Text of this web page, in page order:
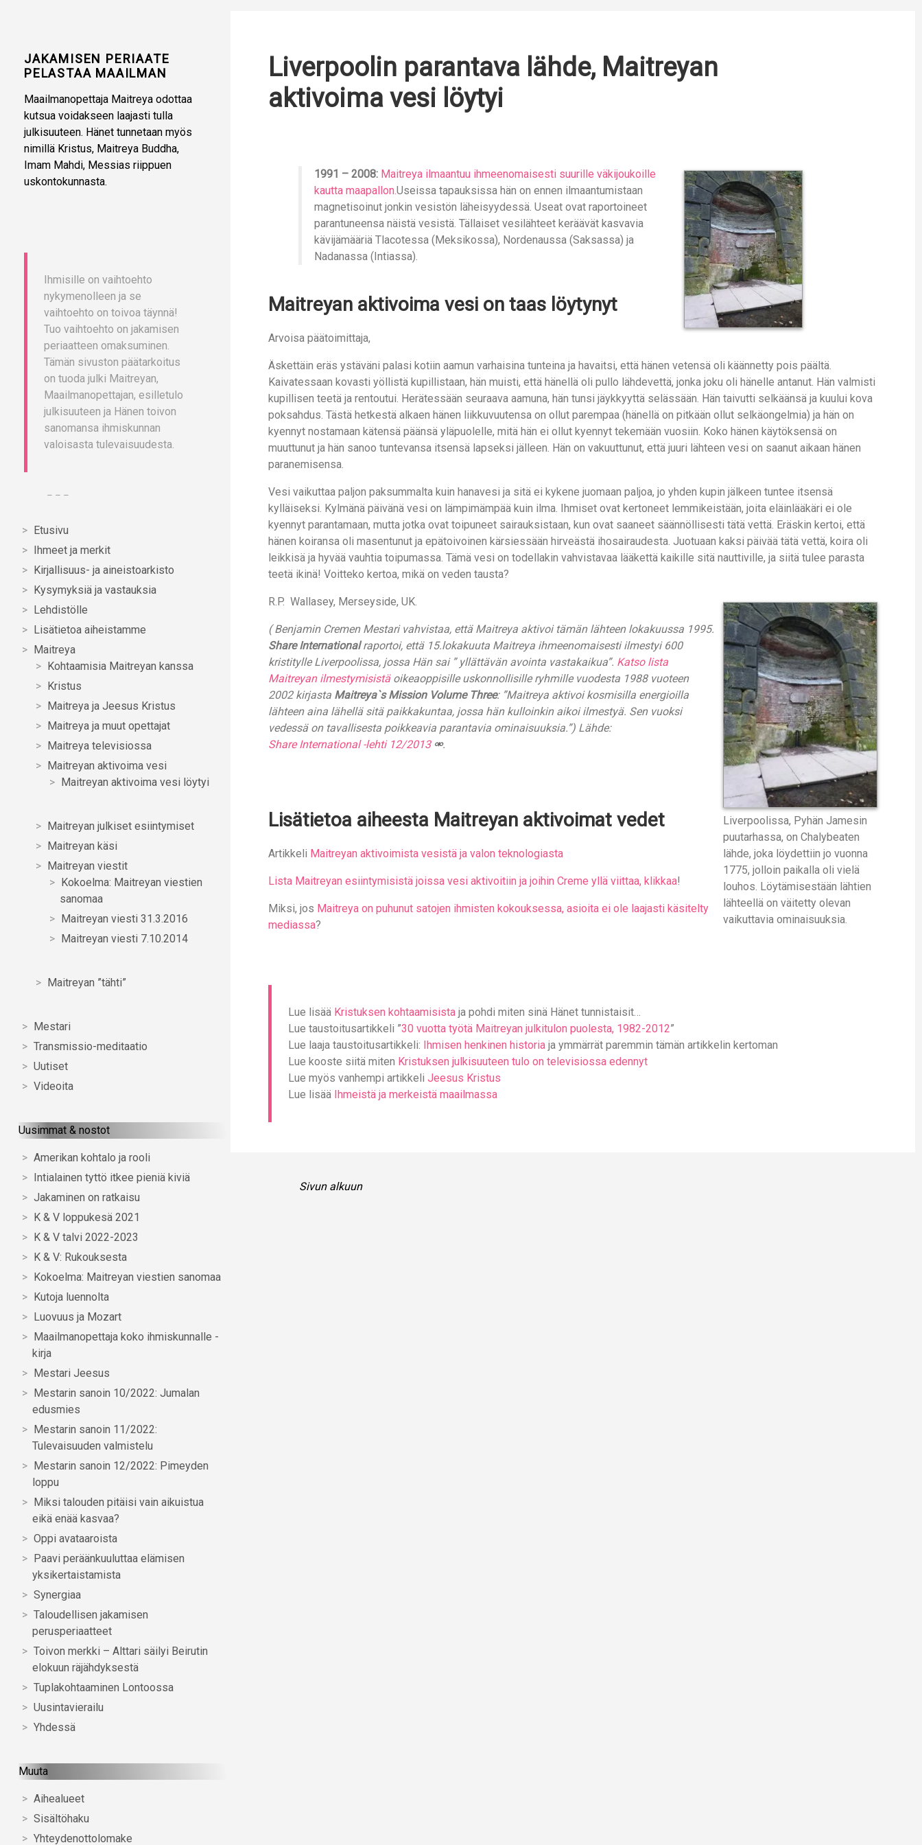
JAKAMISEN PERIAATE
PELASTAA MAAILMAN
Maailmanopettaja Maitreya odottaa
kutsua voidakseen laajasti tulla
julkisuuteen. Hänet tunnetaan myös
nimillä Kristus, Maitreya Buddha,
Imam Mahdi, Messias riippuen
uskontokunnasta.
Etusivu
Ihmeet ja merkit
Kirjallisuus- ja aineistoarkisto
Kysymyksiä ja vastauksia
Lehdistölle
Lisätietoa aiheistamme
Maitreya
Kohtaamisia Maitreyan kanssa
Kristus
Maitreya ja Jeesus Kristus
Maitreya ja muut opettajat
Maitreya televisiossa
Maitreyan aktivoima vesi
Maitreyan aktivoima vesi löytyi
Maitreyan julkiset esiintymiset
Maitreyan käsi
Maitreyan viestit
Kokoelma: Maitreyan viestien
sanomaa
Maitreyan viesti 31.3.2016
Maitreyan viesti 7.10.2014
Maitreyan ”tähti”
Mestari
Transmissio-meditaatio
Uutiset
Videoita
Uusimmat & nostot
Amerikan kohtalo ja rooli
Intialainen tyttö itkee pieniä kiviä
Jakaminen on ratkaisu
K & V loppukesä 2021
K & V talvi 2022-2023
K & V: Rukouksesta
Kokoelma: Maitreyan viestien sanomaa
Kutoja luennolta
Luovuus ja Mozart
Maailmanopettaja koko ihmiskunnalle -
kirja
Mestari Jeesus
Mestarin sanoin 10/2022: Jumalan
edusmies
Mestarin sanoin 11/2022:
Tulevaisuuden valmistelu
Mestarin sanoin 12/2022: Pimeyden
loppu
Miksi talouden pitäisi vain aikuistua
eikä enää kasvaa?
Oppi avataaroista
Paavi peräänkuuluttaa elämisen
yksikertaistamista
Synergiaa
Taloudellisen jakamisen
perusperiaatteet
Toivon merkki – Alttari säilyi Beirutin
elokuun räjähdyksestä
Tuplakohtaaminen Lontoossa
Uusintavierailu
Yhdessä
Muuta
Aihealueet
Sisältöhaku
Yhteydenottolomake
Liverpoolin parantava lähde, Maitreyan
aktivoima vesi löytyi
1991 – 2008: Maitreya ilmaantuu ihmeenomaisesti suurille väkijoukoille
kautta maapallon.Useissa tapauksissa hän on ennen ilmaantumistaan
magnetisoinut jonkin vesistön läheisyydessä. Useat ovat raportoineet
parantuneensa näistä vesistä. Tällaiset vesilähteet keräävät kasvavia
kävijämääriä Tlacotessa (Meksikossa), Nordenaussa (Saksassa) ja
Nadanassa (Intiassa).
Maitreyan aktivoima vesi on taas löytynyt
Arvoisa päätoimittaja,
Äskettäin eräs ystäväni palasi kotiin aamun varhaisina tunteina ja havaitsi, että hänen vetensä oli käännetty pois päältä.
Kaivatessaan kovasti yöllistä kupillistaan, hän muisti, että hänellä oli pullo lähdevettä, jonka joku oli hänelle antanut. Hän valmisti
kupillisen teetä ja rentoutui. Herätessään seuraava aamuna, hän tunsi jäykkyyttä selässään. Hän taivutti selkäänsä ja kuului kova
poksahdus. Tästä hetkestä alkaen hänen liikkuvuutensa on ollut parempaa (hänellä on pitkään ollut selkäongelmia) ja hän on
kyennyt nostamaan kätensä päänsä yläpuolelle, mitä hän ei ollut kyennyt tekemään vuosiin. Koko hänen käytöksensä on
muuttunut ja hän sanoo tuntevansa itsensä lapseksi jälleen. Hän on vakuuttunut, että juuri lähteen vesi on saanut aikaan hänen
paranemisensa.
Vesi vaikuttaa paljon paksummalta kuin hanavesi ja sitä ei kykene juomaan paljoa, jo yhden kupin jälkeen tuntee itsensä
kylläiseksi. Kylmänä päivänä vesi on lämpimämpää kuin ilma. Ihmiset ovat kertoneet lemmikeistään, joita eläinlääkäri ei ole
kyennyt parantamaan, mutta jotka ovat toipuneet sairauksistaan, kun ovat saaneet säännöllisesti tätä vettä. Eräskin kertoi, että
hänen koiransa oli masentunut ja epätoivoinen kärsiessään hirveästä ihosairaudesta. Juotuaan kaksi päivää tätä vettä, koira oli
leikkisä ja hyvää vauhtia toipumassa. Tämä vesi on todellakin vahvistavaa lääkettä kaikille sitä nauttiville, ja siitä tulee parasta
teetä ikinä! Voitteko kertoa, mikä on veden tausta?
Liverpoolissa, Pyhän Jamesin
puutarhassa, on Chalybeaten
lähde, joka löydettiin jo vuonna
1775, jolloin paikalla oli vielä
louhos. Löytämisestään lähtien
lähteellä on väitetty olevan
vaikuttavia ominaisuuksia.
R.P. Wallasey, Merseyside, UK.
( Benjamin Cremen Mestari vahvistaa, että Maitreya aktivoi tämän lähteen lokakuussa 1995.
Share Internationalraportoi, että 15.lokakuuta Maitreya ihmeenomaisesti ilmestyi 600
kristitylle Liverpoolissa, jossa Hän sai ” yllättävän avointa vastakaikua”. Katso lista
Maitreyan ilmestymisistäoikeaoppisille uskonnollisille ryhmille vuodesta 1988 vuoteen
2002 kirjasta Maitreya`s Mission Volume Three: ”Maitreya aktivoi kosmisilla energioilla
lähteen aina lähellä sitä paikkakuntaa, jossa hän kulloinkin aikoi ilmestyä. Sen vuoksi
vedessä on tavallisesta poikkeavia parantavia ominaisuuksia.”) Lähde:
Share International -lehti 12/2013
.
Lisätietoa aiheesta Maitreyan aktivoimat vedet
Artikkeli Maitreyan aktivoimista vesistä ja valon teknologiasta
Lista Maitreyan esiintymisistä joissa vesi aktivoitiin ja joihin Creme yllä viittaa, klikkaa!
Miksi, jos Maitreya on puhunut satojen ihmisten kokouksessa, asioita ei ole laajasti käsitelty
mediassa?
Lue lisää Kristuksen kohtaamisista ja pohdi miten sinä Hänet tunnistaisit…
Lue taustoitusartikkeli ”30 vuotta työtä Maitreyan julkitulon puolesta, 1982-2012”
Lue laaja taustoitusartikkeli: Ihmisen henkinen historia ja ymmärrät paremmin tämän artikkelin kertoman
Lue kooste siitä miten Kristuksen julkisuuteen tulo on televisiossa edennyt
Lue myös vanhempi artikkeli Jeesus Kristus
Lue lisää Ihmeistä ja merkeistä maailmassa
Sivun alkuun
Ihmisille on vaihtoehto
nykymenolleen ja se
vaihtoehto on toivoa täynnä!
Tuo vaihtoehto on jakamisen
periaatteen omaksuminen.
Tämän sivuston päätarkoitus
on tuoda julki Maitreyan,
Maailmanopettajan, esilletulo
julkisuuteen ja Hänen toivon
sanomansa ihmiskunnan
valoisasta tulevaisuudesta.
– – –